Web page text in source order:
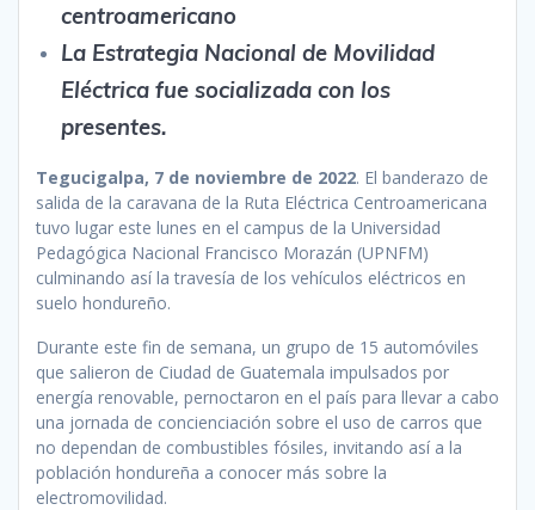
centroamericano
La Estrategia Nacional de Movilidad
Eléctrica fue socializada con los
presentes.
Tegucigalpa, 7 de noviembre de 2022. El banderazo de
salida de la caravana de la Ruta Eléctrica Centroamericana
tuvo lugar este lunes en el campus de la Universidad
Pedagógica Nacional Francisco Morazán (UPNFM)
culminando así la travesía de los vehículos eléctricos en
suelo hondureño.
Durante este fin de semana, un grupo de 15 automóviles
que salieron de Ciudad de Guatemala impulsados por
energía renovable, pernoctaron en el país para llevar a cabo
una jornada de concienciación sobre el uso de carros que
no dependan de combustibles fósiles, invitando así a la
población hondureña a conocer más sobre la
electromovilidad.